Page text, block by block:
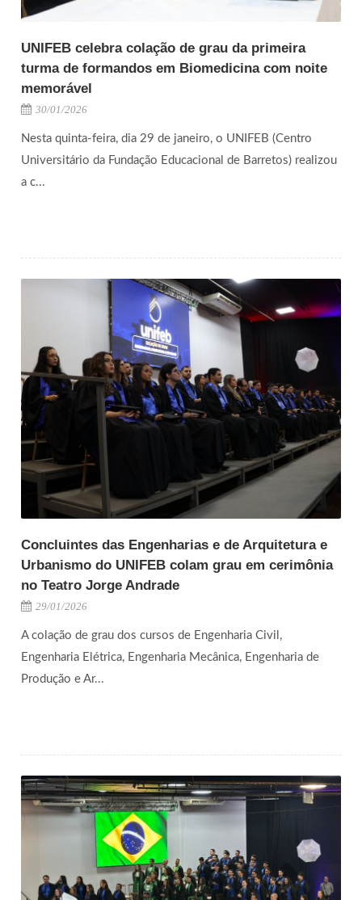
UNIFEB celebra colação de grau da primeira
turma de formandos em Biomedicina com noite
memorável
30/01/2026
Nesta quinta-feira, dia 29 de janeiro, o UNIFEB (Centro
Universitário da Fundação Educacional de Barretos) realizou
a c...
Concluintes das Engenharias e de Arquitetura e
Urbanismo do UNIFEB colam grau em cerimônia
no Teatro Jorge Andrade
29/01/2026
A colação de grau dos cursos de Engenharia Civil,
Engenharia Elétrica, Engenharia Mecânica, Engenharia de
Produção e Ar...